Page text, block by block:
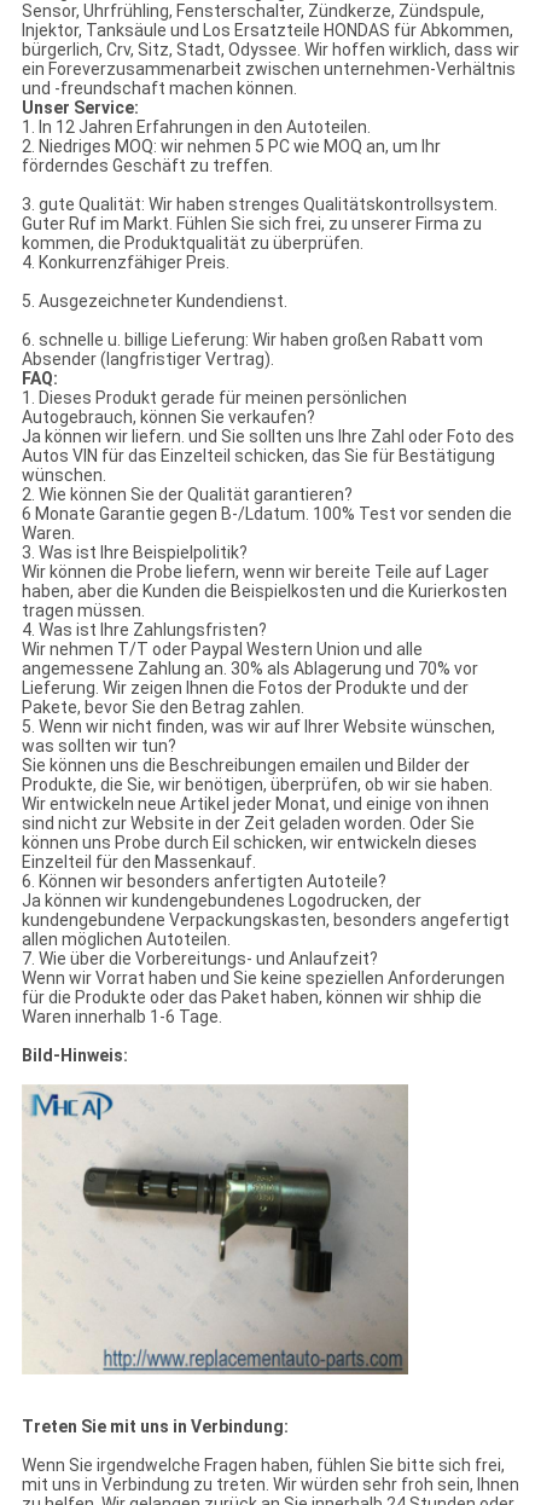
Sensor, Uhrfrühling, Fensterschalter, Zündkerze, Zündspule,
Injektor, Tanksäule und Los Ersatzteile HONDAS für Abkommen,
bürgerlich, Crv, Sitz, Stadt, Odyssee. Wir hoffen wirklich, dass wir
ein Foreverzusammenarbeit zwischen unternehmen-Verhältnis
und -freundschaft machen können.
Unser Service:
1. In 12 Jahren Erfahrungen in den Autoteilen.
2. Niedriges MOQ: wir nehmen 5 PC wie MOQ an, um Ihr
förderndes Geschäft zu treffen.
3. gute Qualität: Wir haben strenges Qualitätskontrollsystem.
Guter Ruf im Markt. Fühlen Sie sich frei, zu unserer Firma zu
kommen, die Produktqualität zu überprüfen.
4. Konkurrenzfähiger Preis.
5. Ausgezeichneter Kundendienst.
6. schnelle u. billige Lieferung: Wir haben großen Rabatt vom
Absender (langfristiger Vertrag).
FAQ:
1. Dieses Produkt gerade für meinen persönlichen
Autogebrauch, können Sie verkaufen?
Ja können wir liefern. und Sie sollten uns Ihre Zahl oder Foto des
Autos VIN für das Einzelteil schicken, das Sie für Bestätigung
wünschen.
2. Wie können Sie der Qualität garantieren?
6 Monate Garantie gegen B-/Ldatum. 100% Test vor senden die
Waren.
3. Was ist Ihre Beispielpolitik?
Wir können die Probe liefern, wenn wir bereite Teile auf Lager
haben, aber die Kunden die Beispielkosten und die Kurierkosten
tragen müssen.
4. Was ist Ihre Zahlungsfristen?
Wir nehmen T/T oder Paypal Western Union und alle
angemessene Zahlung an. 30% als Ablagerung und 70% vor
Lieferung. Wir zeigen Ihnen die Fotos der Produkte und der
Pakete, bevor Sie den Betrag zahlen.
5. Wenn wir nicht finden, was wir auf Ihrer Website wünschen,
was sollten wir tun?
Sie können uns die Beschreibungen emailen und Bilder der
Produkte, die Sie, wir benötigen, überprüfen, ob wir sie haben.
Wir entwickeln neue Artikel jeder Monat, und einige von ihnen
sind nicht zur Website in der Zeit geladen worden. Oder Sie
können uns Probe durch Eil schicken, wir entwickeln dieses
Einzelteil für den Massenkauf.
6. Können wir besonders anfertigten Autoteile?
Ja können wir kundengebundenes Logodrucken, der
kundengebundene Verpackungskasten, besonders angefertigt
allen möglichen Autoteilen.
7. Wie über die Vorbereitungs- und Anlaufzeit?
Wenn wir Vorrat haben und Sie keine speziellen Anforderungen
für die Produkte oder das Paket haben, können wir shhip die
Waren innerhalb 1-6 Tage.
Bild-Hinweis:
Treten Sie mit uns in Verbindung:
Wenn Sie irgendwelche Fragen haben, fühlen Sie bitte sich frei,
mit uns in Verbindung zu treten. Wir würden sehr froh sein, Ihnen